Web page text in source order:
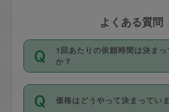
よくある質問
1回あたりの依頼時間は決ま
か？
依頼1回につき3時間固定で
超えて依頼したい場合は、
価格はどうやって決まってい